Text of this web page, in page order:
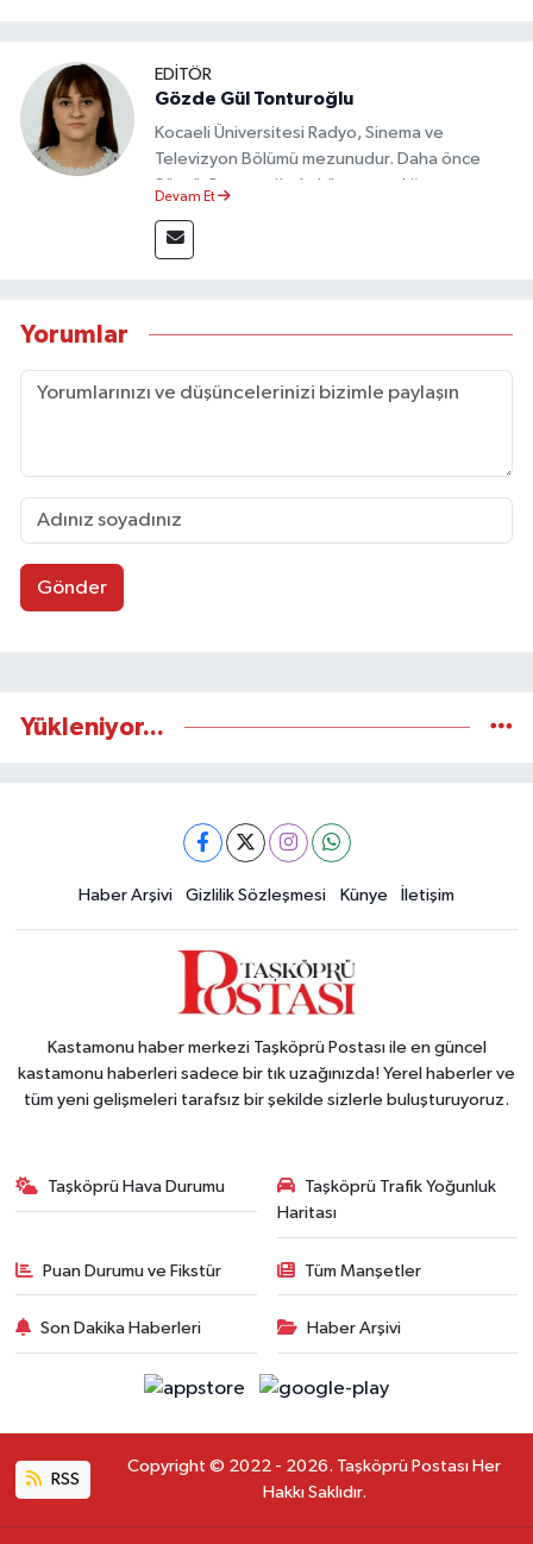
EDİTÖR
Gözde Gül Tonturoğlu
Kocaeli Üniversitesi Radyo, Sinema ve
Televizyon Bölümü mezunudur. Daha önce
Sözcü Gazetesi’nde köşe yazarlığı yapmış ve
Devam Et
Yorumlar
Gönder
Yükleniyor...
Haber Arşivi Gizlilik Sözleşmesi Künye İletişim
Kastamonu haber merkezi Taşköprü Postası ile en güncel
kastamonu haberleri sadece bir tık uzağınızda! Yerel haberler ve
tüm yeni gelişmeleri tarafsız bir şekilde sizlerle buluşturuyoruz.
Taşköprü Hava Durumu
Taşköprü Trafik Yoğunluk
Haritası
Puan Durumu ve Fikstür Tüm Manşetler
Son Dakika Haberleri Haber Arşivi
RSS
Copyright © 2022 - 2026. Taşköprü Postası Her
Hakkı Saklıdır.